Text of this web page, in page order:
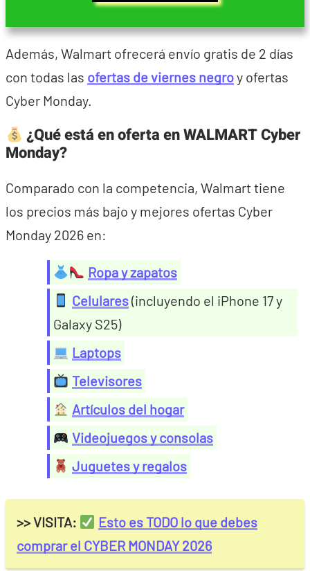
Además, Walmart ofrecerá envío gratis de 2 días
con todas las ofertas de viernes negroy ofertas
Cyber Monday.
¿Qué está en oferta en WALMART Cyber
Monday?
Comparado con la competencia, Walmart tiene
los precios más bajo y mejores ofertas Cyber
Monday 2026 en:
Ropa y zapatos
Celulares(incluyendo el iPhone 17 y
Galaxy S25)
Laptops
Televisores
Artículos del hogar
Videojuegos y consolas
Juguetes y regalos
>> VISITA:
Esto es TODO lo que debes
comprar el CYBER MONDAY 2026